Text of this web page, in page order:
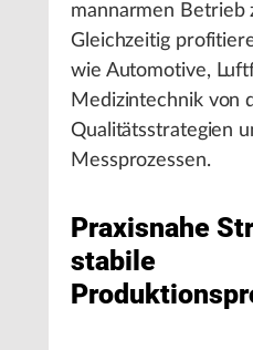
mannarmen Betrieb
Gleichzeitig
wie Automotive,
Medizintechnik von
Qualitätsstrategien
Messprozessen.
Praxisnahe
stabile